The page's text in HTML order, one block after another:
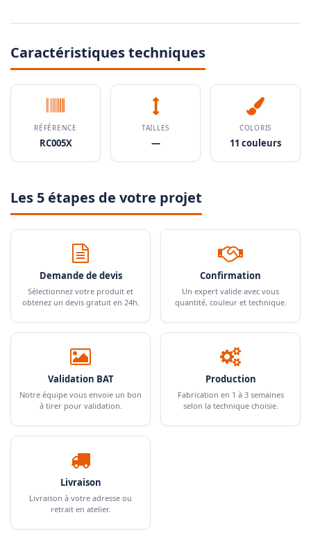
Caractéristiques techniques
RÉFÉRENCE
RC005X
TAILLES
—
COLORIS
11 couleurs
Les 5 étapes de votre projet
Demande de devis
Sélectionnez votre produit et
obtenez un devis gratuit en 24h.
Confirmation
Un expert valide avec vous
quantité, couleur et technique.
Validation BAT
Notre équipe vous envoie un bon
à tirer pour validation.
Production
Fabrication en 1 à 3 semaines
selon la technique choisie.
Livraison
Livraison à votre adresse ou
retrait en atelier.